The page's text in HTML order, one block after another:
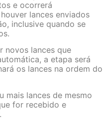
e ocorrerá
lances enviados
inclusive quando se
novos lances que
a etapa será
os lances na ordem do
mais lances de mesmo
for recebido e